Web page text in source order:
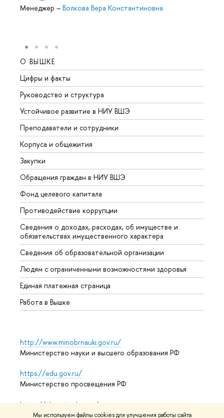
Мы используем файлы cookies для улучшения работы сайта
Менеджер – Волкова Вера Константиновна
О ВЫШКЕ
Цифры и факты
Руководство и структура
Устойчивое развитие в НИУ ВШЭ
Преподаватели и сотрудники
Корпуса и общежития
Закупки
Обращения граждан в НИУ ВШЭ
Фонд целевого капитала
Противодействие коррупции
Сведения о доходах, расходах, об имуществе и
обязательствах имущественного характера
Сведения об образовательной организации
Людям с ограниченными возможностями здоровья
Единая платежная страница
Работа в Вышке
http://www.minobrnauki.gov.ru/
Министерство науки и высшего образования РФ
https://edu.gov.ru/
Министерство просвещения РФ
https://elearning.hse.ru/mooc
Массовые открытые онлайн-курсы